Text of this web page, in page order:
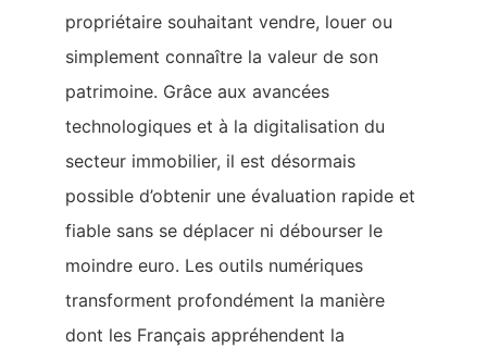
propriétaire souhaitant vendre, louer ou
simplement connaître la valeur de son
patrimoine. Grâce aux avancées
technologiques et à la digitalisation du
secteur immobilier, il est désormais
possible d’obtenir une évaluation rapide et
fiable sans se déplacer ni débourser le
moindre euro. Les outils numériques
transforment profondément la manière
dont les Français appréhendent la